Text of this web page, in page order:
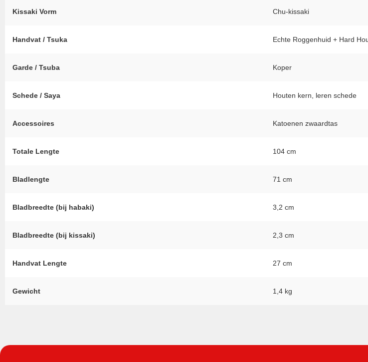
Kissaki Vorm Chu-kissaki
Handvat / Tsuka Echte Roggenhuid + Hard
Garde / Tsuba Koper
Schede / Saya Houten kern, leren schede
Accessoires Katoenen zwaardtas
Totale Lengte 104 cm
Bladlengte 71 cm
Bladbreedte (bij habaki) 3,2 cm
Bladbreedte (bij kissaki) 2,3 cm
Handvat Lengte 27 cm
Gewicht 1,4 kg